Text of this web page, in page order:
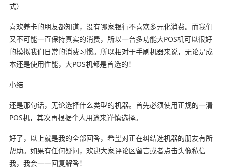
式）
喜欢养卡的朋友都知道，没有哪家银行不喜欢多元化消费。而我们
又不可能一直保持真实的消费，所以一台多功能大POS机可以很好
的模拟我们日常的消费习惯。所以相对于手刷机器来说，无论是成
本还是使用性能，大POS机都是首选的！
小结
还是那句话，无论选择什么类型的机器。首先必须使用正规的一清
POS机，其次再根据个人用途来谨慎选择。
好了，以上就是我的全部回答，希望对正在纠结选机器的朋友有所
帮助。如果有任何疑问，欢迎大家评论区留言或者点击头像私信
我，我会一一回复解答！